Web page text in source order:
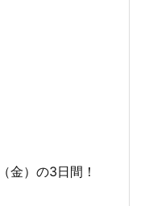
金）の3日間！